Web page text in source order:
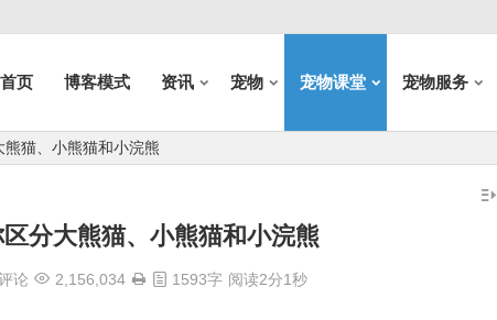
首页 博客模式 资讯 宠物 宠物课堂 宠物服务
猫、小熊猫和小浣熊
分大熊猫、小熊猫和小浣熊
论 2,156,034 1593字 阅读2分1秒